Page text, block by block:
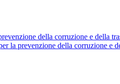
della corruzione e della
la prevenzione della corruzione e